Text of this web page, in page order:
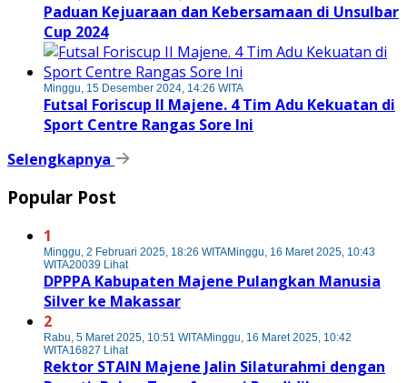
Paduan Kejuaraan dan Kebersamaan di Unsulbar
Cup 2024
Minggu, 15 Desember 2024, 14:26 WITA
Futsal Foriscup II Majene. 4 Tim Adu Kekuatan di
Sport Centre Rangas Sore Ini
Selengkapnya
Popular Post
1
Minggu, 2 Februari 2025, 18:26 WITAMinggu, 16 Maret 2025, 10:43
WITA20039 Lihat
DPPPA Kabupaten Majene Pulangkan Manusia
Silver ke Makassar
2
Rabu, 5 Maret 2025, 10:51 WITAMinggu, 16 Maret 2025, 10:42
WITA16827 Lihat
Rektor STAIN Majene Jalin Silaturahmi dengan